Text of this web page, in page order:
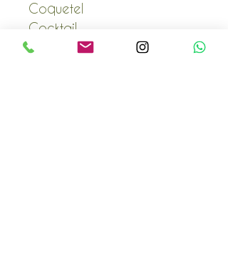
Coquetel
Cocktail